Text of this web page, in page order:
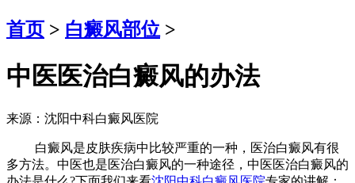
首页 > 白癜风部位 >
中医医治白癜风的办法
来源：沈阳中科白癜风医院
白癜风是皮肤疾病中比较严重的一种，医治白癜风有很
多方法。中医也是医治白癜风的一种途径，中医医治白癜风的